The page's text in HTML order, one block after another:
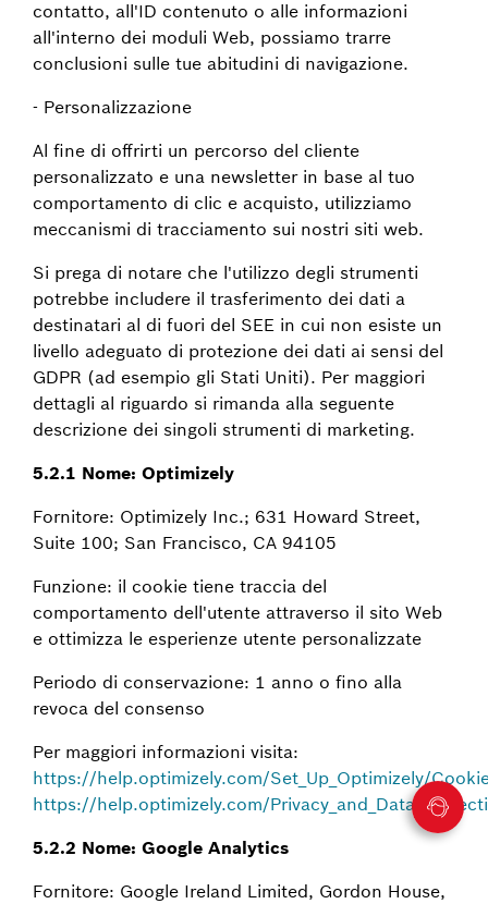
contatto, all'ID contenuto o alle informazioni
all'interno dei moduli Web, possiamo trarre
conclusioni sulle tue abitudini di navigazione.
- Personalizzazione
Al fine di offrirti un percorso del cliente
personalizzato e una newsletter in base al tuo
comportamento di clic e acquisto, utilizziamo
meccanismi di tracciamento sui nostri siti web.
Si prega di notare che l'utilizzo degli strumenti
potrebbe includere il trasferimento dei dati a
destinatari al di fuori del SEE in cui non esiste un
livello adeguato di protezione dei dati ai sensi del
GDPR (ad esempio gli Stati Uniti). Per maggiori
dettagli al riguardo si rimanda alla seguente
descrizione dei singoli strumenti di marketing.
5.2.1 Nome: Optimizely
Fornitore: Optimizely Inc.; 631 Howard Street,
Suite 100; San Francisco, CA 94105
Funzione: il cookie tiene traccia del
comportamento dell'utente attraverso il sito Web
e ottimizza le esperienze utente personalizzate
Periodo di conservazione: 1 anno o fino alla
revoca del consenso
Per maggiori informazioni visita:
https://help.optimizely.com/Set_Up_Optimizely/
https://help.optimizely.com/
5.2.2 Nome: Google Analytics
Fornitore: Google Ireland Limited, Gordon House,